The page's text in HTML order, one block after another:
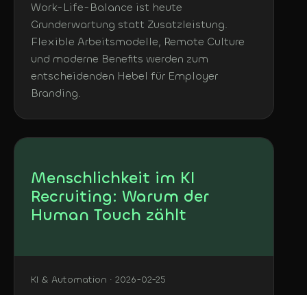
Work-Life-Balance ist heute
Grunderwartung statt Zusatzleistung.
Flexible Arbeitsmodelle, Remote Culture
und moderne Benefits werden zum
entscheidenden Hebel für Employer
Branding.
Menschlichkeit im KI
Recruiting: Warum der
Human Touch zählt
KI & Automation · 2026-02-25